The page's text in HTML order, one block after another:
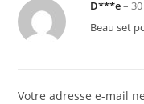
D***e–
Beau set
Votre adresse e-mail